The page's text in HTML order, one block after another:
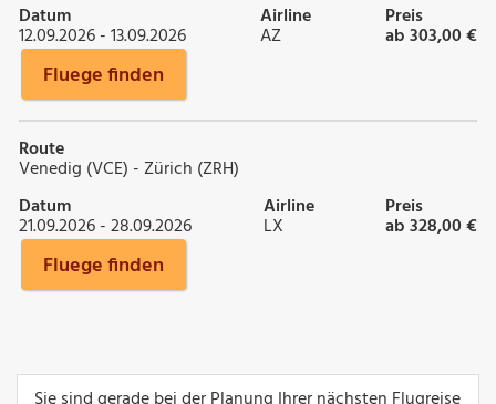
Datum
12.09.2026 - 13.09.2026
Airline
AZ
Preis
ab 303,00 €
Fluege finden
Route
Venedig (VCE) - Zürich (ZRH)
Datum
21.09.2026 - 28.09.2026
Airline
LX
Preis
ab 328,00 €
Fluege finden